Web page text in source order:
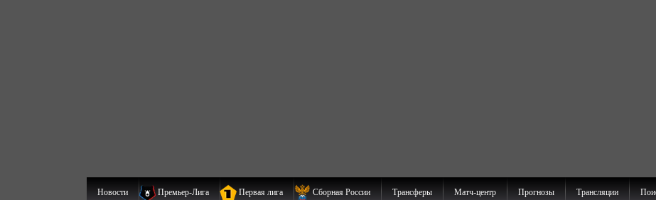
Новости Премьер-Лига Первая лига Сборная России Трансферы Матч-центр Прогнозы Трансляции